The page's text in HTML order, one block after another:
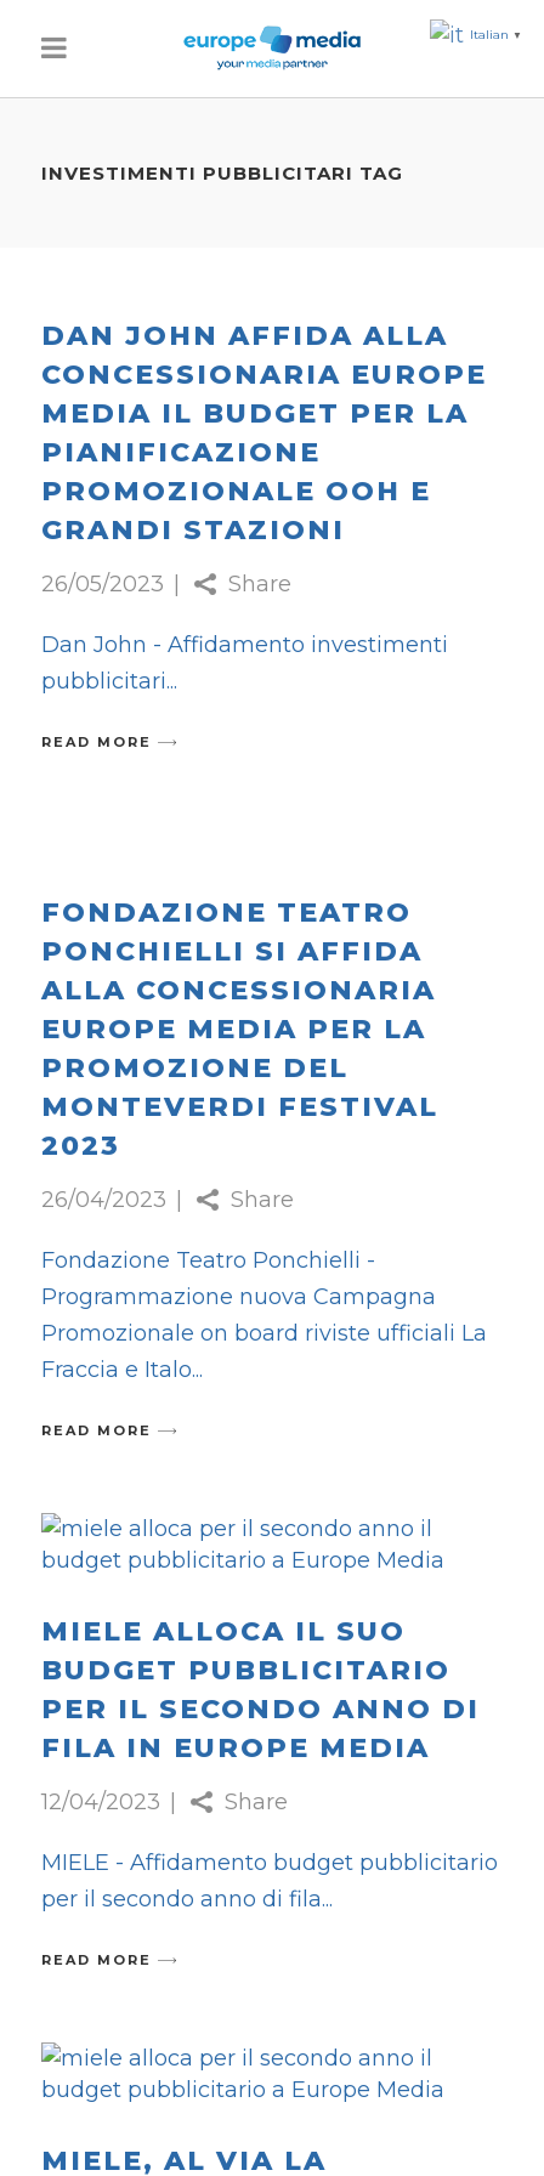
INVESTIMENTI PUBBLICITARI TAG
DAN JOHN AFFIDA ALLA
CONCESSIONARIA EUROPE
MEDIA IL BUDGET PER LA
PIANIFICAZIONE
PROMOZIONALE OOH E
GRANDI STAZIONI
26/05/2023 Share
Dan John - Affidamento investimenti
pubblicitari
READ MORE
FONDAZIONE TEATRO
PONCHIELLI SI AFFIDA
ALLA CONCESSIONARIA
EUROPE MEDIA PER LA
PROMOZIONE DEL
MONTEVERDI FESTIVAL
2023
26/04/2023 Share
Fondazione Teatro Ponchielli -
Programmazione nuova Campagna
Promozionale on board riviste ufficiali La
Fraccia e Italo
READ MORE
MIELE ALLOCA IL SUO
BUDGET PUBBLICITARIO
PER IL SECONDO ANNO DI
FILA IN EUROPE MEDIA
12/04/2023 Share
MIELE - Affidamento budget pubblicitario
per il secondo anno di fila
READ MORE
MIELE, AL VIA LA
Italian ▼